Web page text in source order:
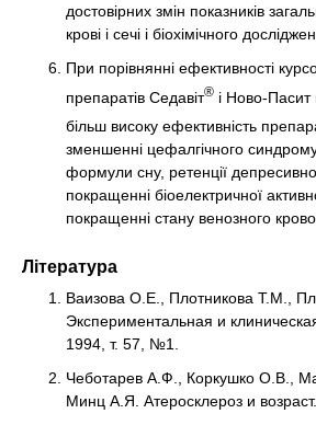
достовірних змін показників
крові і сечі і біохімічного
При порівнянні ефективності
препаратів Седавіт® і Ново-Пасит
більш високу ефективність
зменшенні цефалгічного
формули сну, ретенції
покращенні біоелектричної
покращенні стану венозного
Література
Ваизова О.Е., Плотникова Т.М.,
Экспериментальная и
1994, т. 57, №1.
Чеботарев А.Ф., Коркушко О.В.,
Минц А.Я. Атеросклероз и